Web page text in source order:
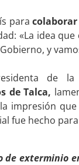
para colaborar
«La idea
y
de la
de Talca,
impresión
fue hecho
de exterminio